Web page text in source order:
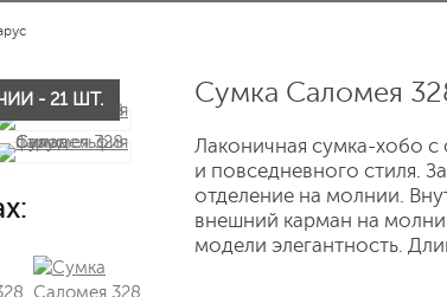
Сумка Саломея
Лаконичная сумка-хобо
и повседневного стиля.
отделение на молнии.
внешний карман на
модели элегантность.
- 21 ШТ.